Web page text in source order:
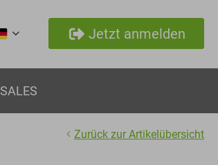
Jetzt anmelden
SALES
Zurück zur Artikelübersicht